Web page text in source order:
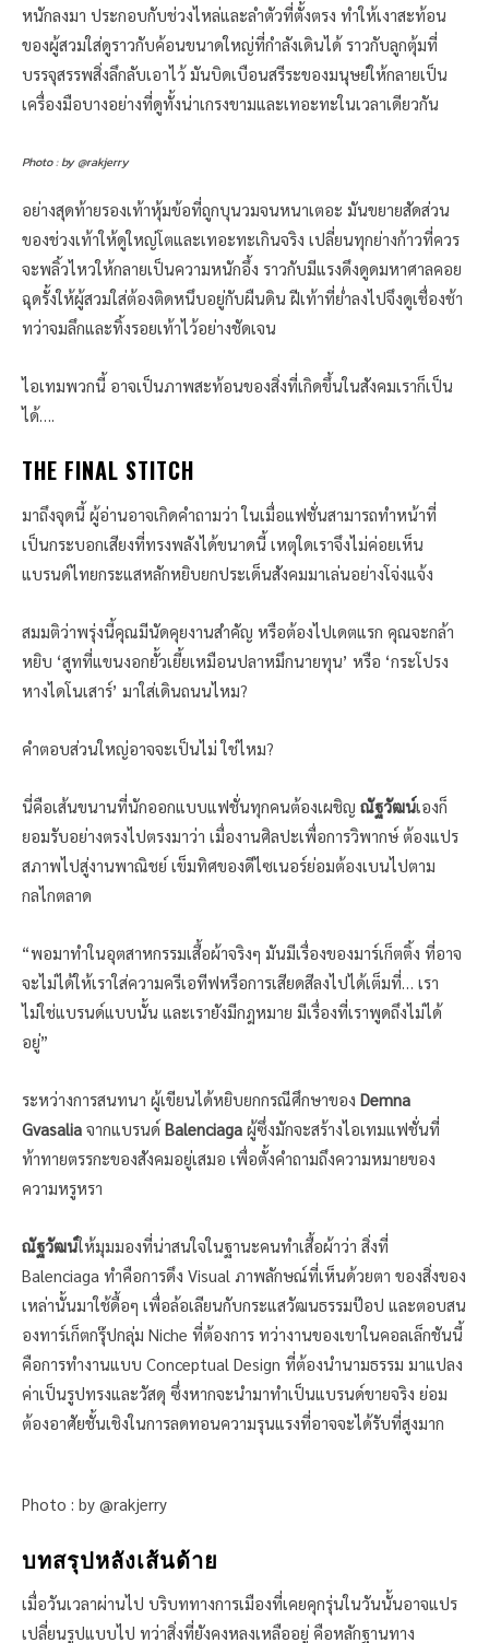
หนักลงมา ประกอบกับช่วงไหล่และลำตัวที่ตั้งตรง ทำให้เงาสะท้อน
ของผู้สวมใส่ดูราวกับค้อนขนาดใหญ่ที่กำลังเดินได้ ราวกับลูกตุ้มที่
บรรจุสรรพสิ่งลึกลับเอาไว้ มันบิดเบือนสรีระของมนุษย์ให้กลายเป็น
เครื่องมือบางอย่างที่ดูทั้งน่าเกรงขามและเทอะทะในเวลาเดียวกัน
Photo : by @rakjerry
อย่างสุดท้ายรองเท้าหุ้มข้อที่ถูกบุนวมจนหนาเตอะ มันขยายสัดส่วน
ของช่วงเท้าให้ดูใหญ่โตและเทอะทะเกินจริง เปลี่ยนทุกย่างก้าวที่ควร
จะพลิ้วไหวให้กลายเป็นความหนักอึ้ง ราวกับมีแรงดึงดูดมหาศาลคอย
ฉุดรั้งให้ผู้สวมใส่ต้องติดหนึบอยู่กับผืนดิน ฝีเท้าที่ย่ำลงไปจึงดูเชื่องช้า
ทว่าจมลึกและทิ้งรอยเท้าไว้อย่างชัดเจน
ไอเทมพวกนี้ อาจเป็นภาพสะท้อนของสิ่งที่เกิดขึ้นในสังคมเราก็เป็น
ได้….
THE FINAL STITCH
มาถึงจุดนี้ ผู้อ่านอาจเกิดคำถามว่า ในเมื่อแฟชั่นสามารถทำหน้าที่
เป็นกระบอกเสียงที่ทรงพลังได้ขนาดนี้ เหตุใดเราจึงไม่ค่อยเห็น
แบรนด์ไทยกระแสหลักหยิบยกประเด็นสังคมมาเล่นอย่างโจ่งแจ้ง
สมมติว่าพรุ่งนี้คุณมีนัดคุยงานสำคัญ หรือต้องไปเดตแรก คุณจะกล้า
หยิบ ‘สูทที่แขนงอกยั้วเยี้ยเหมือนปลาหมึกนายทุน’ หรือ ‘กระโปรง
หางไดโนเสาร์’ มาใส่เดินถนนไหม?
คำตอบส่วนใหญ่อาจจะเป็นไม่ ใช่ไหม?
นี่คือเส้นขนานที่นักออกแบบแฟชั่นทุกคนต้องเผชิญ ณัฐวัฒน์เองก็
ยอมรับอย่างตรงไปตรงมาว่า เมื่องานศิลปะเพื่อการวิพากษ์ ต้องแปร
สภาพไปสู่งานพาณิชย์ เข็มทิศของดีไซเนอร์ย่อมต้องเบนไปตาม
กลไกตลาด
“พอมาทำในอุตสาหกรรมเสื้อผ้าจริงๆ มันมีเรื่องของมาร์เก็ตติ้ง ที่อาจ
จะไม่ได้ให้เราใส่ความครีเอทีฟหรือการเสียดสีลงไปได้เต็มที่… เรา
ไม่ใช่แบรนด์แบบนั้น และเรายังมีกฎหมาย มีเรื่องที่เราพูดถึงไม่ได้
อยู่”
ระหว่างการสนทนา ผู้เขียนได้หยิบยกกรณีศึกษาของ Demna
Gvasalia จากแบรนด์ Balenciaga ผู้ซึ่งมักจะสร้างไอเทมแฟชั่นที่
ท้าทายตรรกะของสังคมอยู่เสมอ เพื่อตั้งคำถามถึงความหมายของ
ความหรูหรา
ณัฐวัฒน์ให้มุมมองที่น่าสนใจในฐานะคนทำเสื้อผ้าว่า สิ่งที่
Balenciaga ทำคือการดึง Visual ภาพลักษณ์ที่เห็นด้วยตา ของสิ่งของ
เหล่านั้นมาใช้ดื้อๆ เพื่อล้อเลียนกับกระแสวัฒนธรรมป๊อป และตอบสน
องทาร์เก็ตกรุ๊ปกลุ่ม Niche ที่ต้องการ ทว่างานของเขาในคอลเล็กชันนี้
คือการทำงานแบบ Conceptual Design ที่ต้องนำนามธรรม มาแปลง
ค่าเป็นรูปทรงและวัสดุ ซึ่งหากจะนำมาทำเป็นแบรนด์ขายจริง ย่อม
ต้องอาศัยชั้นเชิงในการลดทอนความรุนแรงที่อาจจะได้รับที่สูงมาก
Photo : by @rakjerry
บทสรุปหลังเส้นด้าย
เมื่อวันเวลาผ่านไป บริบททางการเมืองที่เคยคุกรุ่นในวันนั้นอาจแปร
เปลี่ยนรูปแบบไป ทว่าสิ่งที่ยังคงหลงเหลืออยู่ คือหลักฐานทาง